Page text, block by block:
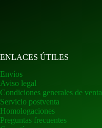
ENLACES ÚTILES
Envíos
Aviso legal
Condiciones generales de venta
Servicio postventa
Homologaciones
Preguntas frecuentes